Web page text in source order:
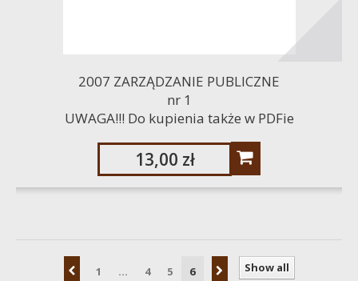
2007 ZARZĄDZANIE PUBLICZNE
nr 1
UWAGA!!! Do kupienia także w PDFie
13,00 zł
Show all
1 ... 4 5 6